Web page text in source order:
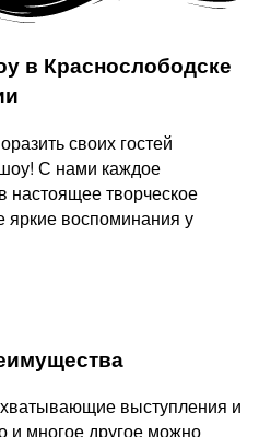
в Краснослободске
своих гостей
С нами каждое
настоящее творческое
воспоминания у
выступления и
и многое другое можно